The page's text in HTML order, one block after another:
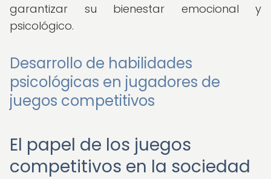
garantizar su bienestar emocional y
psicológico.
Desarrollo de habilidades
psicológicas en jugadores de
juegos competitivos
El papel de los juegos
competitivos en la sociedad